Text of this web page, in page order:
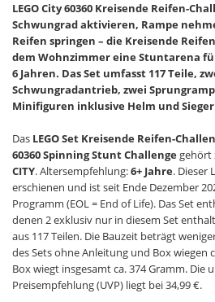
LEGO City 60360 Kreisende Reifen-
Schwungrad aktivieren, Rampe
Reifen springen – die Kreisende
dem Wohnzimmer eine Stuntarena
6 Jahren. Das Set umfasst 117 Teile,
Schwungradantrieb, zwei
Minifiguren inklusive Helm und
Das LEGO Set Kreisende Reifen-
60360 Spinning Stunt Challengegehört
CITY. Altersempfehlung:6+ Jahre. Dieser
erschienen und ist seit Ende Dezember
Programm (EOL = End of Life). Das Set
denen 2 exklusiv nur in diesem Set
aus 117 Teilen. Die Bauzeit beträgt
des Sets ohne Anleitung und Box wiegen
Box wiegt insgesamt ca. 374 Gramm. Die
Preisempfehlung (UVP) liegt bei 34,99 €.